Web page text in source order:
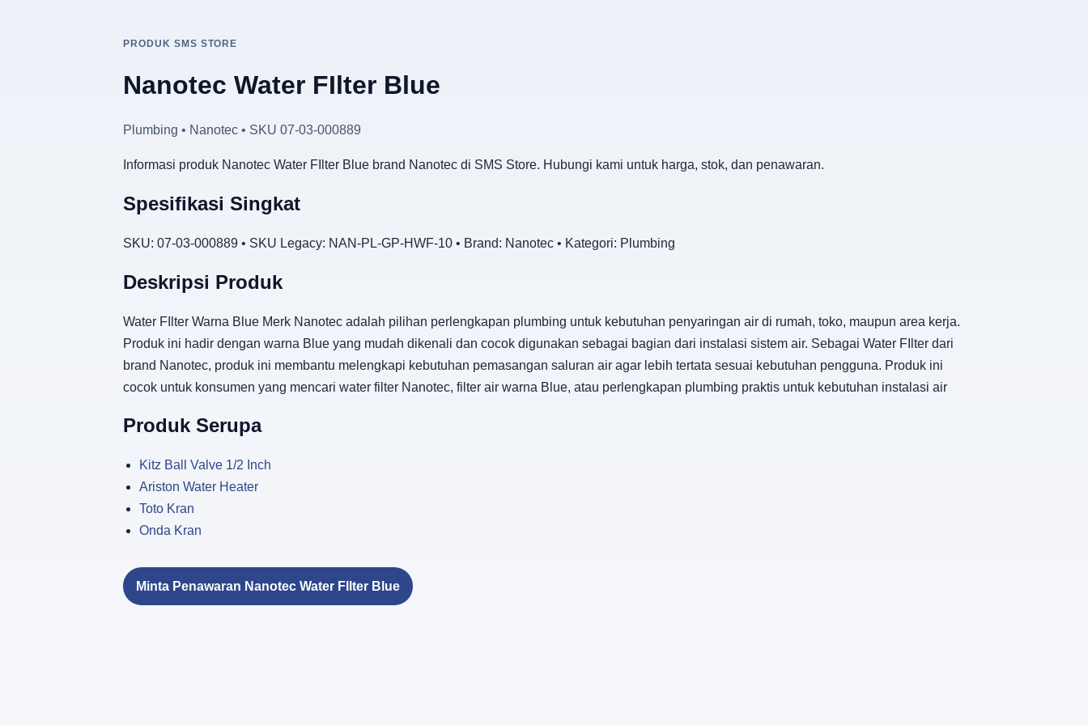
PRODUK SMS STORE
Nanotec Water FIlter Blue
Plumbing • Nanotec • SKU 07-03-000889
Informasi produk Nanotec Water FIlter Blue brand Nanotec di SMS Store. Hubungi kami untuk harga, stok, dan penawaran.
Spesifikasi Singkat
SKU: 07-03-000889 • SKU Legacy: NAN-PL-GP-HWF-10 • Brand: Nanotec • Kategori: Plumbing
Deskripsi Produk
Water FIlter Warna Blue Merk Nanotec adalah pilihan perlengkapan plumbing untuk kebutuhan penyaringan air di rumah, toko, maupun area kerja.
Produk ini hadir dengan warna Blue yang mudah dikenali dan cocok digunakan sebagai bagian dari instalasi sistem air. Sebagai Water FIlter dari
brand Nanotec, produk ini membantu melengkapi kebutuhan pemasangan saluran air agar lebih tertata sesuai kebutuhan pengguna. Produk ini
cocok untuk konsumen yang mencari water filter Nanotec, filter air warna Blue, atau perlengkapan plumbing praktis untuk kebutuhan instalasi air
Produk Serupa
Kitz Ball Valve 1/2 Inch
Ariston Water Heater
Toto Kran
Onda Kran
Minta Penawaran Nanotec Water FIlter Blue